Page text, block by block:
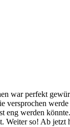
war perfekt
eng werden
so! Ab